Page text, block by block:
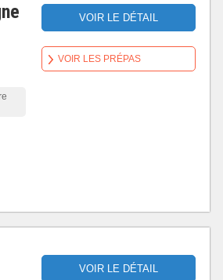
VOIR LE DÉTAIL
VOIR LES PRÉPAS
VOIR LE DÉTAIL